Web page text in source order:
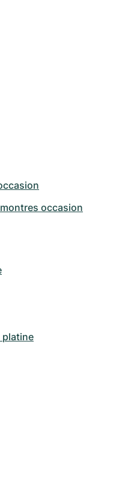
occasion
platine